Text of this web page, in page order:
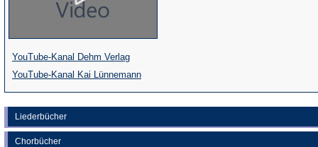
Liederbücher
Chorbücher
YouTube-Kanal Dehm Verlag(Öffnet
in
einem
neuen
Tab)
YouTube-Kanal Kai Lünnemann(Öffnet
in
einem
neuen